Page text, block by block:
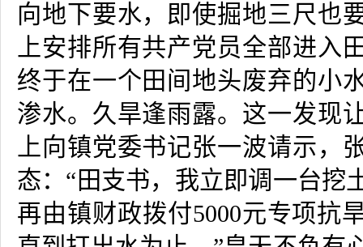
向地下要水，即使掘地三尺也
上安排所有共产党员全部进入
终于在一个田间地头废弃的小
渗水。久旱逢雨露。这一发现
上向镇党委书记张一波请示，
态： “ 田支书，我立即调一台挖
再由镇财政拨付5000元专项抗